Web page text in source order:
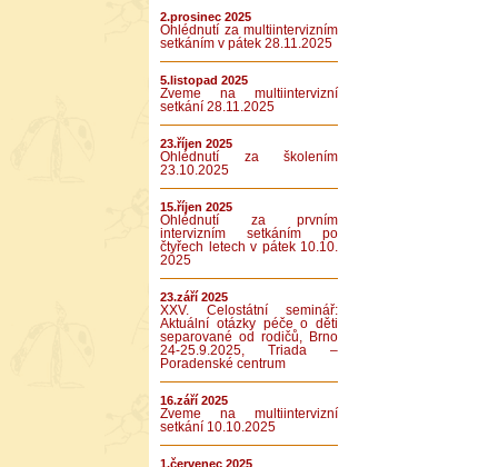
2.prosinec 2025
Ohlédnutí za multiintervizním
setkáním v pátek 28.11.2025
5.listopad 2025
Zveme na multiintervizní
setkání 28.11.2025
23.říjen 2025
Ohlédnutí za školením
23.10.2025
15.říjen 2025
Ohlédnutí za prvním
intervizním setkáním po
čtyřech letech v pátek 10.10.
2025
23.září 2025
XXV. Celostátní seminář:
Aktuální otázky péče o děti
separované od rodičů, Brno
24-25.9.2025, Triada –
Poradenské centrum
16.září 2025
Zveme na multiintervizní
setkání 10.10.2025
1.červenec 2025